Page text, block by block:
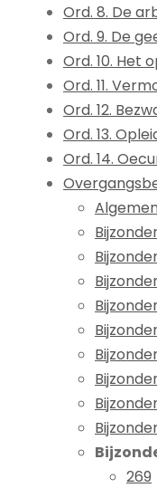
Ord. 8. De
Ord. 9. De
Ord. 10. Het
Ord. 11.
Ord. 12.
Ord. 13.
Ord. 14.
269